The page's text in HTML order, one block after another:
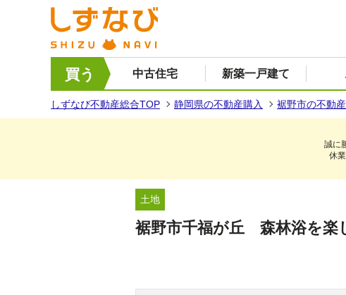
買う 中古住宅 新築一戸建て
しずなび不動産総合TOP 静岡県の不動産購入 裾野市の不動
誠に
休
土地
裾野市千福が丘 森林浴を